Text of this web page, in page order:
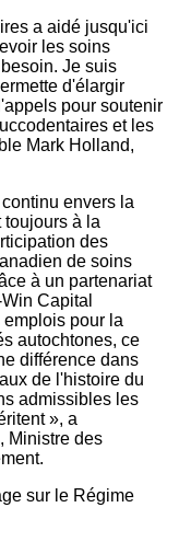
a aidé jusqu'ici
les soins
Je suis
d'élargir
pour soutenir
et les
Mark Holland,
envers la
toujours à la
des
de soins
à un partenariat
Capital
pour la
autochtones, ce
différence dans
de l'histoire du
admissibles les
», a
, Ministre des
sur le Régime